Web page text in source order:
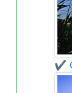
✔️